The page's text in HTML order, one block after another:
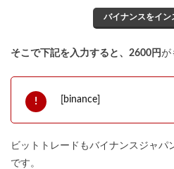
バイナンスをイン
そこで下記を入力すると、2600円が
[binance]
ビットトレードもバイナンスジャパ
です。